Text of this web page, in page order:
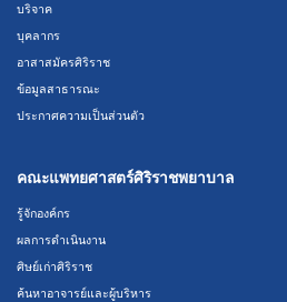
บริจาค
บุคลากร
อาสาสมัครศิริราช
ข้อมูลสาธารณะ
ประกาศความเป็นส่วนตัว
คณะแพทยศาสตร์ศิริราชพยาบาล
รู้จักองค์กร
ผลการดำเนินงาน
ศิษย์เก่าศิริราช
ค้นหาอาจารย์และผู้บริหาร